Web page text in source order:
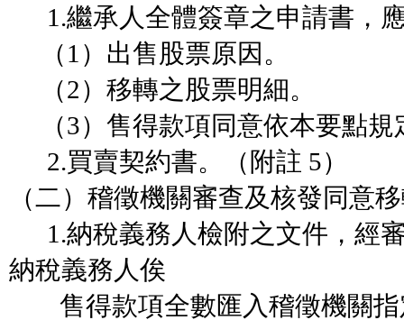
1.繼承人全體簽章之申請書，
（1）出售股票原因。
（2）移轉之股票明細。
（3）售得款項同意依本要點規
2.買賣契約書。（附註 5）
（二）稽徵機關審查及核發同意
1.納稅義務人檢附之文件，經
納稅義務人俟
售得款項全數匯入稽徵機關指